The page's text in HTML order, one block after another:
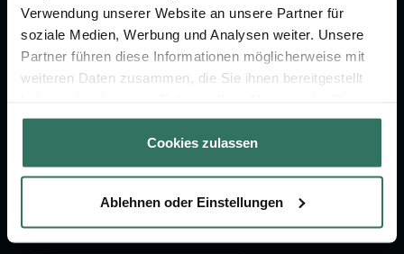
Verwendung unserer Website an unsere Partner für
soziale Medien, Werbung und Analysen weiter. Unsere
Partner führen diese Informationen möglicherweise mit
weiteren Daten zusammen, die Sie ihnen bereitgestellt
gesammelt haben.
Cookies zulassen
Ablehnen oder Einstellungen
FÜR SIE
Vergleich
Ratgeber
FÜR BESTATTER
Online-Portal
Kostenlos registrieren
KONTAKTIEREN SIE UNS